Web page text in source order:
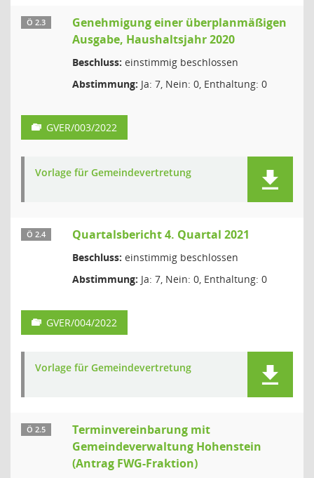
Ö 2.3
Genehmigung einer überplanmäßigen
Ausgabe, Haushaltsjahr 2020
Beschluss: einstimmig beschlossen
Abstimmung: Ja: 7, Nein: 0, Enthaltung: 0
GVER/003/2022
Vorlage für Gemeindevertretung
Ö 2.4 Quartalsbericht 4. Quartal 2021
Beschluss: einstimmig beschlossen
Abstimmung: Ja: 7, Nein: 0, Enthaltung: 0
GVER/004/2022
Vorlage für Gemeindevertretung
Ö 2.5
Terminvereinbarung mit
Gemeindeverwaltung Hohenstein
(Antrag FWG-Fraktion)